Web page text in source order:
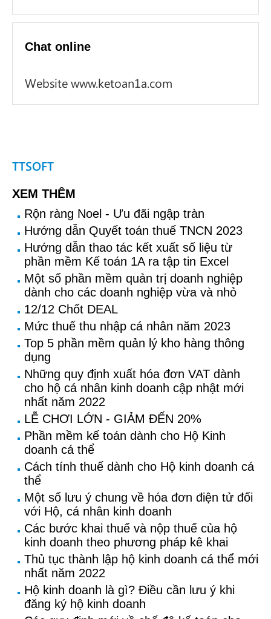
Chat online
Website www.ketoan1a.com
TTSOFT
XEM THÊM
Rộn ràng Noel - Ưu đãi ngập tràn
Hướng dẫn Quyết toán thuế TNCN 2023
Hướng dẫn thao tác kết xuất số liệu từ
phần mềm Kế toán 1A ra tập tin Excel
Một số phần mềm quản trị doanh nghiệp
dành cho các doanh nghiệp vừa và nhỏ
12/12 Chốt DEAL
Mức thuế thu nhập cá nhân năm 2023
Top 5 phần mềm quản lý kho hàng thông
dụng
Những quy định xuất hóa đơn VAT dành
cho hộ cá nhân kinh doanh cập nhật mới
nhất năm 2022
LỄ CHƠI LỚN - GIẢM ĐẾN 20%
Phần mềm kế toán dành cho Hộ Kinh
doanh cá thể
Cách tính thuế dành cho Hộ kinh doanh cá
thể
Một số lưu ý chung về hóa đơn điện tử đối
với Hộ, cá nhân kinh doanh
Các bước khai thuế và nộp thuế của hộ
kinh doanh theo phương pháp kê khai
Thủ tục thành lập hộ kinh doanh cá thể mới
nhất năm 2022
Hộ kinh doanh là gì? Điều cần lưu ý khi
đăng ký hộ kinh doanh